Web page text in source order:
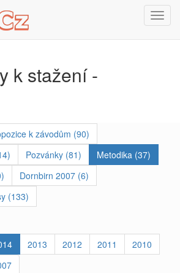
k stažení -
k závodům (90)
Pozvánky (81)
Metodika (37)
Dornbirn 2007 (6)
(133)
2013 2012 2011
2010